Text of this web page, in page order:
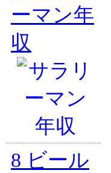
ーマン年
収
8 ビール